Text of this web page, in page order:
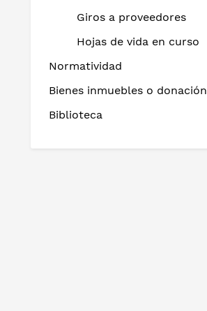
Giros a proveedores
Hojas de vida en curso
Normatividad
Bienes inmuebles o donación
Biblioteca